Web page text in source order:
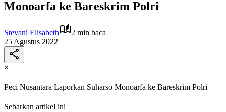
Monoarfa ke Bareskrim Polri
Stevani Elisabeth
2 min baca
25 Agustus 2022
×
Peci Nusantara Laporkan Suharso Monoarfa ke Bareskrim Polri
Sebarkan artikel ini